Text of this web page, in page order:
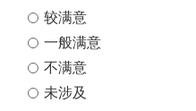
较满意
一般满意
不满意
未涉及